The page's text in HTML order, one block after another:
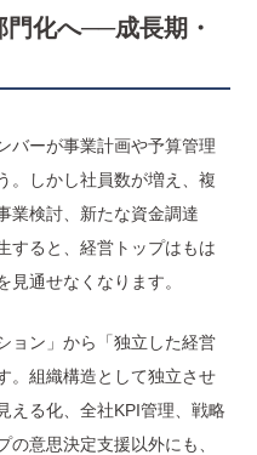
化へ──成長期・
バーが事業計画や予算管理
。しかし社員数が増え、複
業検討、新たな資金調達
すると、経営トップはもは
通せなくなります。
ョン」から「独立した経営
。組織構造として独立させ
える化、全社KPI管理、戦略
意思決定支援以外にも、